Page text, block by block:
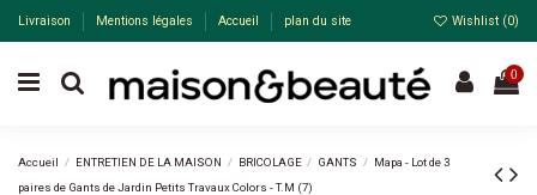
Livraison Mentions légales Accueil plan du site Wishlist (0)
0
Accueil ENTRETIEN DE LA MAISON BRICOLAGE GANTS
Mapa - Lot de 3
paires de Gants de Jardin Petits Travaux Colors - T.M (7)